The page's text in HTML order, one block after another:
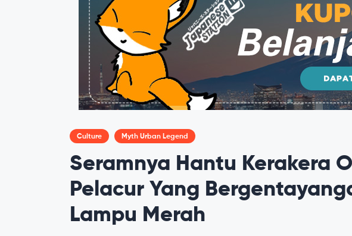
Culture Myth Urban Legend
Seramnya Hantu Kerakera
Pelacur Yang
Lampu Merah